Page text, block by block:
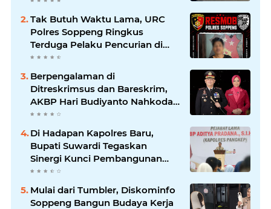
Tak Butuh Waktu Lama, URC
Polres Soppeng Ringkus
Terduga Pelaku Pencurian di
Liliriaja
Berpengalaman di
Ditreskrimsus dan Bareskrim,
AKBP Hari Budiyanto Nahkodai
Polres Soppeng
Di Hadapan Kapolres Baru,
Bupati Suwardi Tegaskan
Sinergi Kunci Pembangunan
Soppeng
Mulai dari Tumbler, Diskominfo
Soppeng Bangun Budaya Kerja